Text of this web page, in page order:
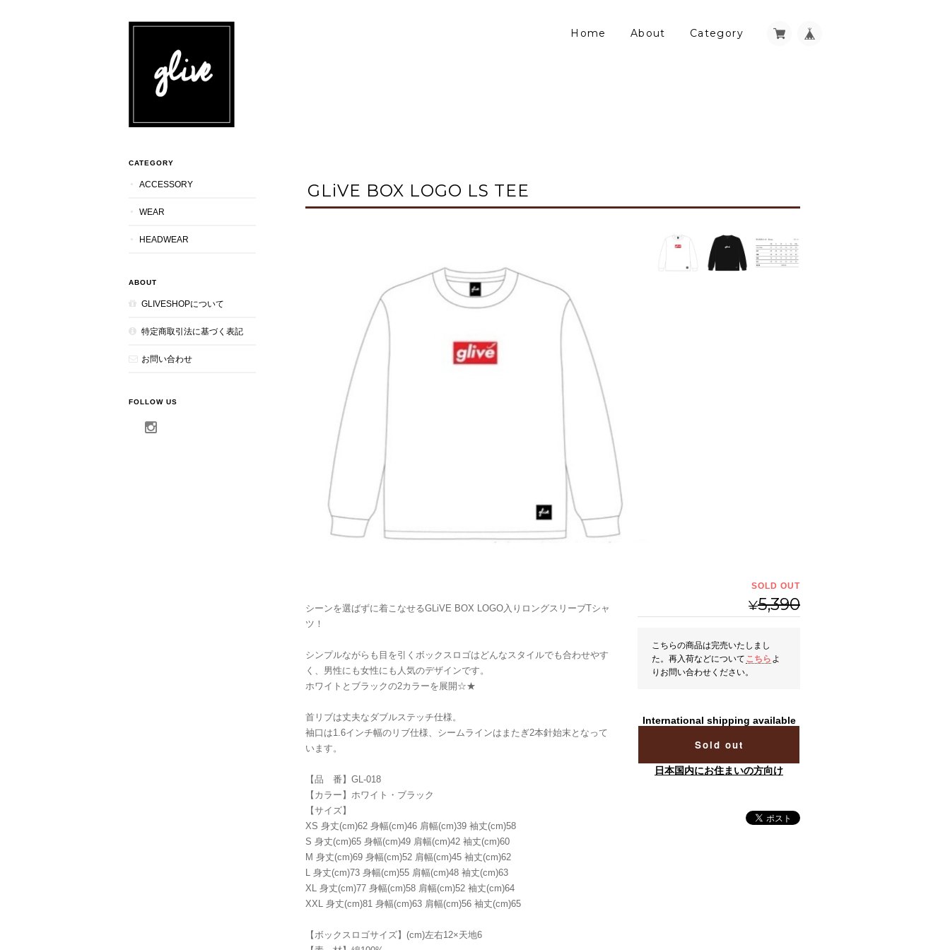
Home About Category
GLiVE BOX LOGO LS TEE
シーンを選ばずに着こなせるGLiVE BOX LOGO入りロングスリーブTシャ
ツ！
シンプルながらも目を引くボックスロゴはどんなスタイルでも合わせやす
く、男性にも女性にも人気のデザインです。
ホワイトとブラックの2カラーを展開☆★
首リブは丈夫なダブルステッチ仕様。
袖口は1.6インチ幅のリブ仕様、シームラインはまたぎ2本針始末となって
います。
【品 番】GL-018
【カラー】ホワイト・ブラック
【サイズ】
XS 身丈(cm)62 身幅(cm)46 肩幅(cm)39 袖丈(cm)58
S 身丈(cm)65 身幅(cm)49 肩幅(cm)42 袖丈(cm)60
M 身丈(cm)69 身幅(cm)52 肩幅(cm)45 袖丈(cm)62
L 身丈(cm)73 身幅(cm)55 肩幅(cm)48 袖丈(cm)63
XL 身丈(cm)77 身幅(cm)58 肩幅(cm)52 袖丈(cm)64
XXL 身丈(cm)81 身幅(cm)63 肩幅(cm)56 袖丈(cm)65
【ボックスロゴサイズ】(cm)左右12×天地6
¥5,390
SOLD OUT
こちらの商品は完売いたしまし
た。再入荷などについて こちら よ
りお問い合わせください。
International shipping available
Sold out
日本国内にお住まいの方向け
CATEGORY
ACCESSORY
WEAR
HEADWEAR
ABOUT
GLIVESHOPについて
特定商取引法に基づく表記
お問い合わせ
FOLLOW US